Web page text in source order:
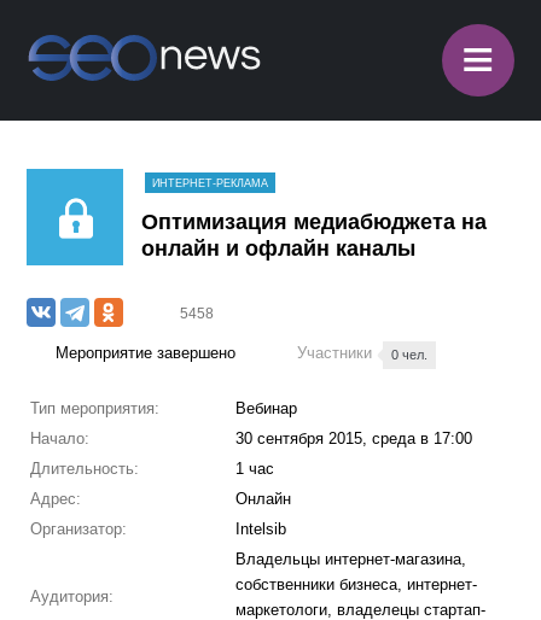
≡
ИНТЕРНЕТ-РЕКЛАМА
Оптимизация медиабюджета на
онлайн и офлайн каналы
5458
Мероприятие завершено Участники 0 чел.
Тип мероприятия:
Вебинар
Начало:
30 сентября 2015, среда в 17:00
Длительность:
1 час
Адрес:
Онлайн
Организатор:
Intelsib
Аудитория:
Владельцы интернет-магазина,
собственники бизнеса, интернет-
маркетологи, владелецы стартап-